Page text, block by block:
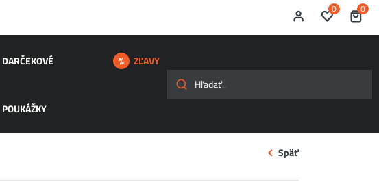
0 0
DARČEKOVÉ
POUKÁŽKY
ZĽAVY
Späť